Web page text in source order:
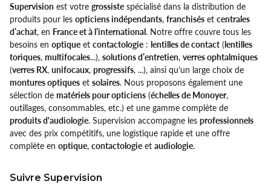
Supervision est votre grossiste spécialisé dans la distribution de
produits pour les opticiens indépendants, franchisés et centrales
d’achat, en France et à l’international. Notre offre couvre tous les
besoins en optique et contactologie : lentilles de contact (lentilles
toriques, multifocales...), solutions d’entretien, verres ophtalmiques
(verres RX, unifocaux, progressifs, ...), ainsi qu’un large choix de
montures optiques et solaires. Nous proposons également une
sélection de matériels pour opticiens (échelles de Monoyer,
outillages, consommables, etc.) et une gamme complète de
produits d'audiologie. Supervision accompagne les professionnels
avec des prix compétitifs, une logistique rapide et une offre
complète en optique, contactologie et audiologie.
Suivre Supervision